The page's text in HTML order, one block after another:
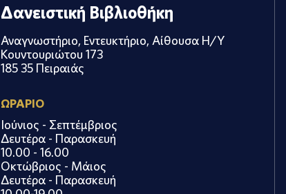
Δανειστική Βιβλιοθήκη
Αναγνωστήριο, Εντευκτήριο, Αίθουσα Η/Υ
Κουντουριώτου 173
185 35 Πειραιάς
ΩΡΑΡΙΟ
Ιούνιος - Σεπτέμβριος
Δευτέρα - Παρασκευή
10.00 - 16.00
Οκτώβριος - Μάιος
Δευτέρα - Παρασκευή